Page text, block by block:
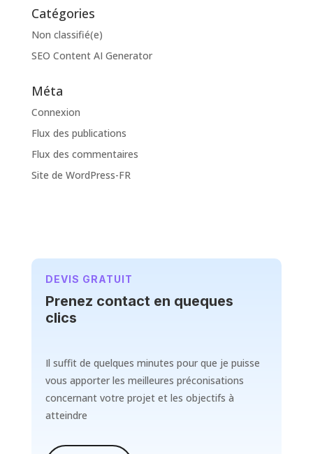
Catégories
Non classifié(e)
SEO Content AI Generator
Méta
Connexion
Flux des publications
Flux des commentaires
Site de WordPress-FR
DEVIS GRATUIT
Prenez contact en queques
clics
Il suffit de quelques minutes pour que je puisse
vous apporter les meilleures préconisations
concernant votre projet et les objectifs à
atteindre